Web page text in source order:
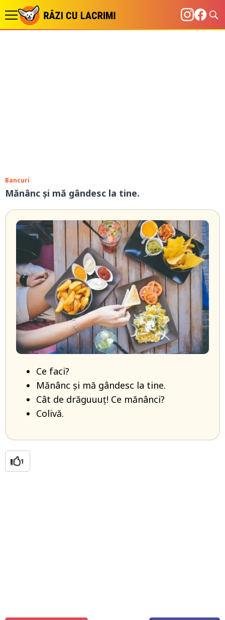
Bancuri
Mănânc și mă gândesc la tine.
Ce faci?
Mănânc și mă gândesc la tine.
Cât de drăguuuţ! Ce mănânci?
Colivă.
1